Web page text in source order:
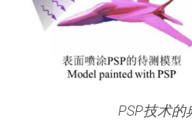
PSP技术